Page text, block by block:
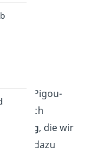
einer Pigou-
klassisch
Lösung, die wir
dazu